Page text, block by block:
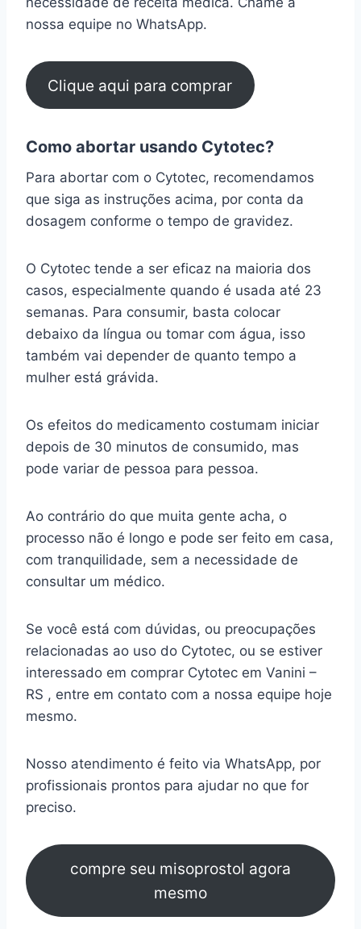
nossa equipe no WhatsApp.
Clique aqui para comprar
Como abortar usando Cytotec?
Para abortar com o Cytotec, recomendamos
que siga as instruções acima, por conta da
dosagem conforme o tempo de gravidez.
O Cytotec tende a ser eficaz na maioria dos
casos, especialmente quando é usada até 23
semanas. Para consumir, basta colocar
debaixo da língua ou tomar com água, isso
também vai depender de quanto tempo a
mulher está grávida.
Os efeitos do medicamento costumam iniciar
depois de 30 minutos de consumido, mas
pode variar de pessoa para pessoa.
Ao contrário do que muita gente acha, o
processo não é longo e pode ser feito em casa,
com tranquilidade, sem a necessidade de
consultar um médico.
Se você está com dúvidas, ou preocupações
relacionadas ao uso do Cytotec, ou se estiver
interessado em comprar Cytotec em Vanini –
RS , entre em contato com a nossa equipe hoje
mesmo.
Nosso atendimento é feito via WhatsApp, por
profissionais prontos para ajudar no que for
preciso.
compre seu misoprostol agora
mesmo